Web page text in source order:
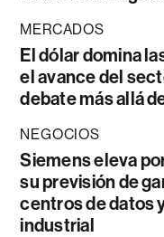
MERCADOS
El dólar domina
el avance del
debate más allá
NEGOCIOS
Siemens eleva
su previsión de
centros de datos
industrial